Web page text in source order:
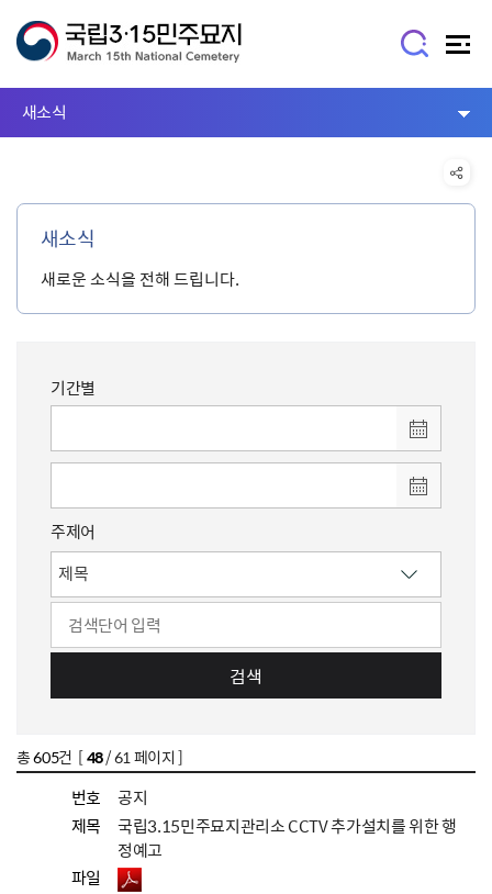
새소식
새소식
새로운 소식을 전해 드립니다.
기간별
주제어
검색
총605건 [48/ 61 페이지 ]
번호
공지
제목
국립3.15민주묘지관리소 CCTV 추가설치를 위한 행
정예고
파일